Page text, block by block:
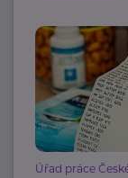
Úřad práce